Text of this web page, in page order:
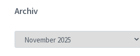
Archiv
ARCHIV